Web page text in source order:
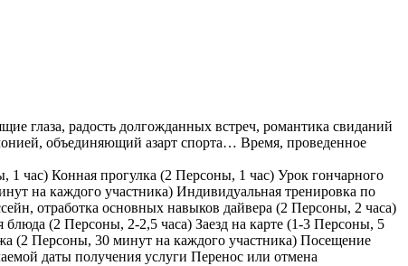
глаза, радость долгожданных встреч, романтика свиданий
объединяющий азарт спорта… Время, проведенное
час) Конная прогулка (2 Персоны, 1 час) Урок гончарного
на каждого участника) Индивидуальная тренировка по
отработка основных навыков дайвера (2 Персоны, 2 часа)
(2 Персоны, 2-2,5 часа) Заезд на карте (1-3 Персоны, 5
(2 Персоны, 30 минут на каждого участника) Посещение
даты получения услуги Перенос или отмена